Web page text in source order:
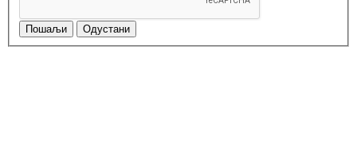
Пошаљи Одустани